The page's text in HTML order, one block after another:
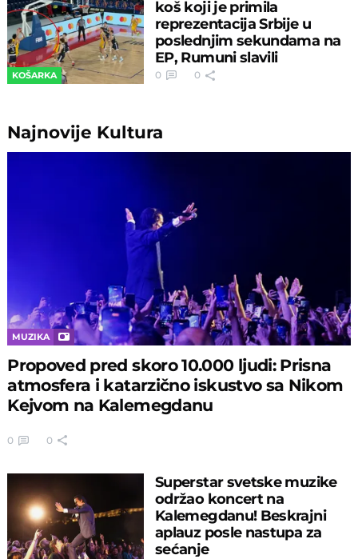
KOŠARKA
koš koji je primila
reprezentacija Srbije u
poslednjim sekundama na
EP, Rumuni slavili
0 0
Najnovije Kultura
MUZIKA
Propoved pred skoro 10.000 ljudi: Prisna
atmosfera i katarzično iskustvo sa Nikom
Kejvom na Kalemegdanu
0 0
Superstar svetske muzike
održao koncert na
Kalemegdanu! Beskrajni
aplauz posle nastupa za
sećanje